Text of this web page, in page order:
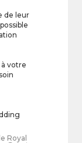
de leur
votre
Royal